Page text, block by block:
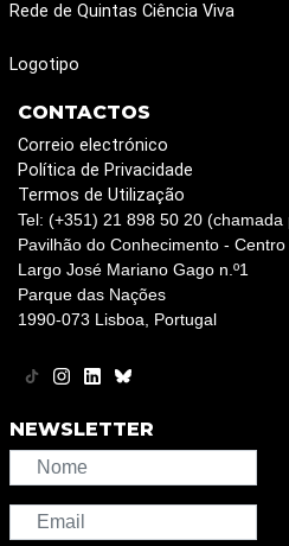
Rede de Quintas Ciência Viva
Logotipo
CONTACTOS
Correio electrónico
Política de Privacidade
Termos de Utilização
Tel: (+351) 21 898 50 20
Pavilhão do Conhecimento - Centro
Largo José Mariano Gago n.º1
Parque das Nações
1990-073 Lisboa, Portugal
NEWSLETTER